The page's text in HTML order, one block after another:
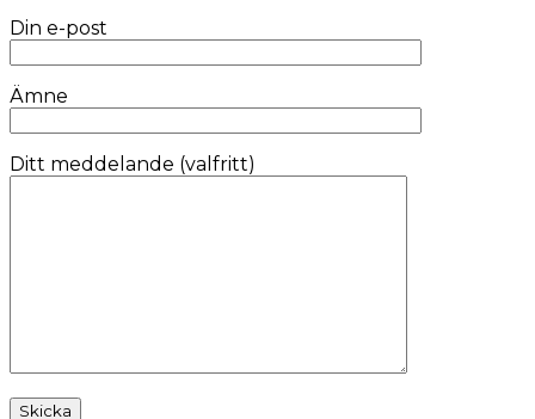
Din e-post
Ämne
Ditt meddelande (valfritt)